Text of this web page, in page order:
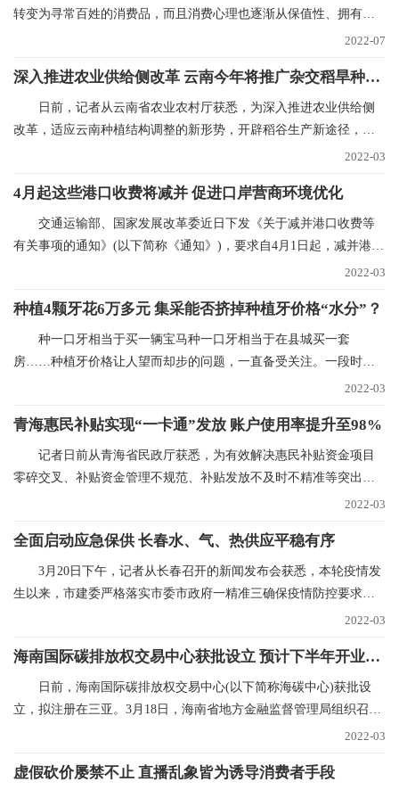
转变为寻常百姓的消费品，而且消费心理也逐渐从保值性、拥有性
2022-07
深入推进农业供给侧改革 云南今年将推广杂交稻旱种50万亩
日前，记者从云南省农业农村厅获悉，为深入推进农业供给侧
改革，适应云南种植结构调整的新形势，开辟稻谷生产新途径，稳
2022-03
4月起这些港口收费将减并 促进口岸营商环境优化
交通运输部、国家发展改革委近日下发《关于减并港口收费等
有关事项的通知》(以下简称《通知》)，要求自4月1日起，减并港口
2022-03
种植4颗牙花6万多元 集采能否挤掉种植牙价格“水分”？
种一口牙相当于买一辆宝马种一口牙相当于在县城买一套
房……种植牙价格让人望而却步的问题，一直备受关注。一段时间
2022-03
青海惠民补贴实现“一卡通”发放 账户使用率提升至98%
记者日前从青海省民政厅获悉，为有效解决惠民补贴资金项目
零碎交叉、补贴资金管理不规范、补贴发放不及时不精准等突出问
2022-03
全面启动应急保供 长春水、气、热供应平稳有序
3月20日下午，记者从长春召开的新闻发布会获悉，本轮疫情发
生以来，市建委严格落实市委市政府一精准三确保疫情防控要求，
2022-03
海南国际碳排放权交易中心获批设立 预计下半年开业运营
日前，海南国际碳排放权交易中心(以下简称海碳中心)获批设
立，拟注册在三亚。3月18日，海南省地方金融监督管理局组织召开
2022-03
虚假砍价屡禁不止 直播乱象皆为诱导消费者手段